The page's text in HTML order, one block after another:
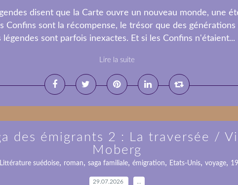
disent que la Carte ouvre un nouveau monde, une
Confins sont la récompense, le trésor que des
sont parfois inexactes. Et si les Confins n'étaient...
Lire la suite
des émigrants 2 : La traversée /
Moberg
Littérature suédoise, roman, saga familiale, émigration, Etats-Unis, voyage,
29.07.2026